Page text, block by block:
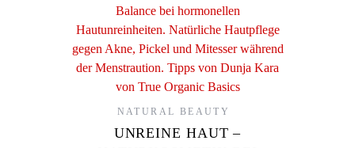
NATURAL BEAUTY
UNREINE HAUT –